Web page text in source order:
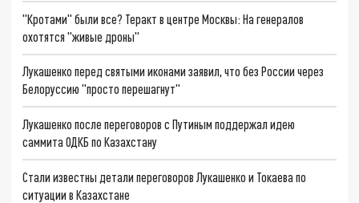
"Кротами" были все? Теракт в центре Москвы: На генералов
охотятся "живые дроны"
Лукашенко перед святыми иконами заявил, что без России через
Белоруссию "просто перешагнут"
Лукашенко после переговоров с Путиным поддержал идею
саммита ОДКБ по Казахстану
Стали известны детали переговоров Лукашенко и Токаева по
ситуации в Казахстане